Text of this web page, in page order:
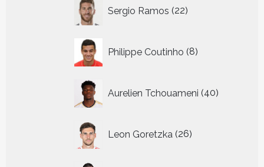
Sergio Ramos 22
producten
Philippe Coutinho 8
producten
Aurelien Tchouameni 40
producten
Leon Goretzka 26
producten